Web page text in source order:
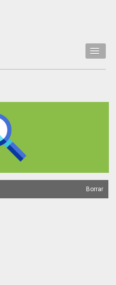
Borrar